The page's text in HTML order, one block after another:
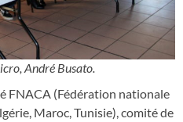
André Busato.
FNACA (Fédération nationale
Maroc, Tunisie), comité de